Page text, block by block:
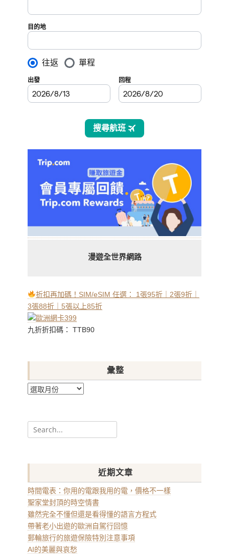
漫遊全世界網路
折扣再加碼！SIM/eSIM 任選： 1張95折｜2張9折｜
3張88折｜5張以上85折
九折折扣碼： TTB90
彙整
彙
Search
for:
近期文章
時間電表：你用的電跟我用的電，價格不一樣
聖家堂封頂的時空情書
雖然完全不懂但還是看得懂的語言方程式
帶著老小出遊的歐洲自駕行回憶
郵輪旅行的旅遊保險特別注意事項
AI的美麗與哀愁